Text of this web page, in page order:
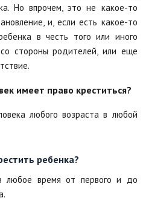
Но впрочем, это не какое-то
и, если есть какое-то
в честь того или иного
стороны родителей, или еще
имеет право креститься?
любого возраста в любой
ребенка?
любое время от первого и до